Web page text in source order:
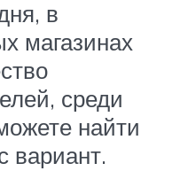
в
магазинах
среди
найти
вариант.